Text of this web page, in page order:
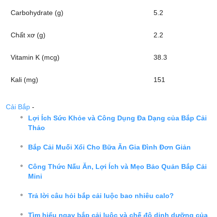
Carbohydrate (g) 5.2
Chất xơ (g) 2.2
Vitamin K (mcg) 38.3
Kali (mg) 151
Cải Bắp -
Lợi Ích Sức Khỏe và Công Dụng Đa Dạng của Bắp Cải
Thảo
Bắp Cải Muối Xổi Cho Bữa Ăn Gia Đình Đơn Giản
Công Thức Nấu Ăn, Lợi Ích và Mẹo Bảo Quản Bắp Cải
Mini
Trả lời câu hỏi bắp cải luộc bao nhiêu calo?
Tìm hiểu ngay bắp cải luộc và chế độ dinh dưỡng của